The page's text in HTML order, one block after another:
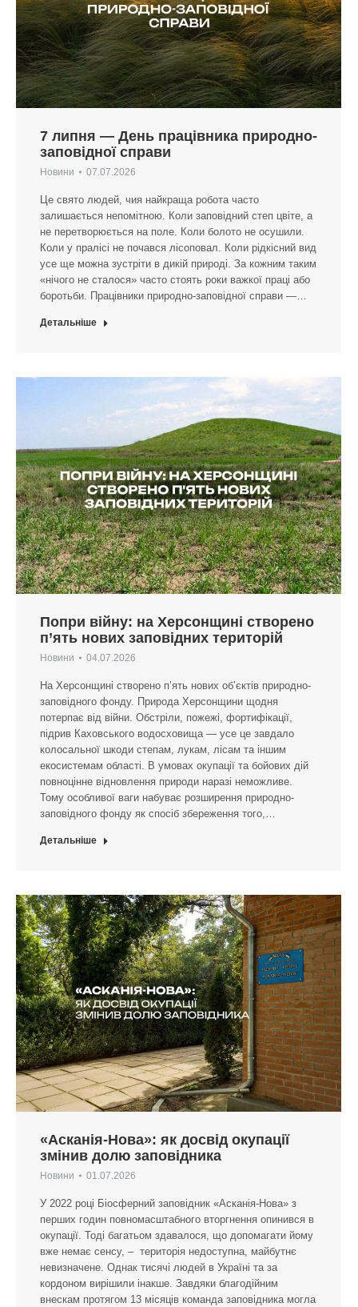
7 липня — День працівника природно-
заповідної справи
Новини 07.07.2026
Це свято людей, чия найкраща робота часто
залишається непомітною. Коли заповідний степ цвіте, а
не перетворюється на поле. Коли болото не осушили.
Коли у пралісі не почався лісоповал. Коли рідкісний вид
усе ще можна зустріти в дикій природі. За кожним таким
«нічого не сталося» часто стоять роки важкої праці або
боротьби. Працівники природно-заповідної справи —…
Детальніше
Попри війну: на Херсонщині створено
п’ять нових заповідних територій
Новини 04.07.2026
На Херсонщині створено п’ять нових об’єктів природно-
заповідного фонду. Природа Херсонщини щодня
потерпає від війни. Обстріли, пожежі, фортифікації,
підрив Каховського водосховища — усе це завдало
колосальної шкоди степам, лукам, лісам та іншим
екосистемам області. В умовах окупації та бойових дій
повноцінне відновлення природи наразі неможливе.
Тому особливої ваги набуває розширення природно-
заповідного фонду як спосіб збереження того,…
Детальніше
«Асканія-Нова»: як досвід окупації
змінив долю заповідника
Новини 01.07.2026
У 2022 році Біосферний заповідник «Асканія-Нова» з
перших годин повномасштабного вторгнення опинився в
окупації. Тоді багатьом здавалося, що допомагати йому
вже немає сенсу, – територія недоступна, майбутнє
невизначене. Однак тисячі людей в Україні та за
кордоном вирішили інакше. Завдяки благодійним
внескам протягом 13 місяців команда заповідника могла